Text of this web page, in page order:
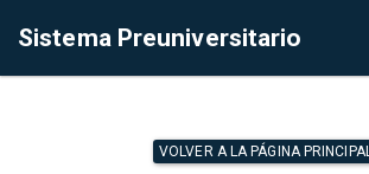
Sistema Preuniversitario
VOLVER A LA PÁGINA PRINCIPAL